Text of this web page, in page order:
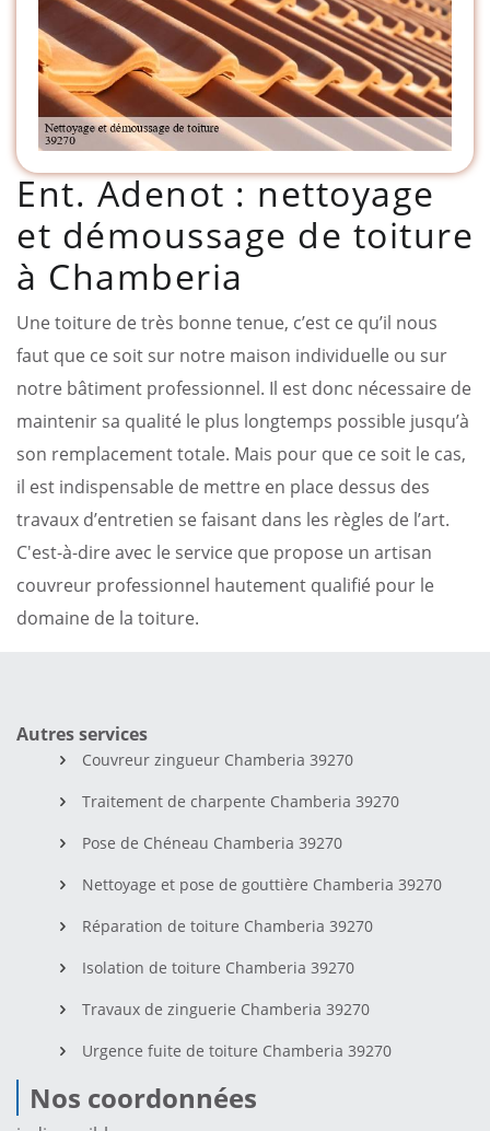
Ent. Adenot : nettoyage
et démoussage de toiture
à Chamberia
Une toiture de très bonne tenue, c’est ce qu’il nous
faut que ce soit sur notre maison individuelle ou sur
notre bâtiment professionnel. Il est donc nécessaire de
maintenir sa qualité le plus longtemps possible jusqu’à
son remplacement totale. Mais pour que ce soit le cas,
il est indispensable de mettre en place dessus des
travaux d’entretien se faisant dans les règles de l’art.
C'est-à-dire avec le service que propose un artisan
couvreur professionnel hautement qualifié pour le
domaine de la toiture.
Autres services
Couvreur zingueur Chamberia 39270
Traitement de charpente Chamberia 39270
Pose de Chéneau Chamberia 39270
Nettoyage et pose de gouttière Chamberia 39270
Réparation de toiture Chamberia 39270
Isolation de toiture Chamberia 39270
Travaux de zinguerie Chamberia 39270
Urgence fuite de toiture Chamberia 39270
Nos coordonnées